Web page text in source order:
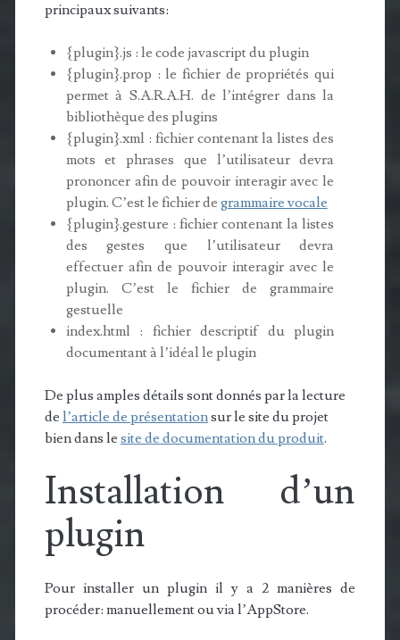
principaux suivants:
{plugin}.js : le code javascript du plugin
{plugin}.prop : le fichier de propriétés qui
permet à S.A.R.A.H. de l’intégrer dans la
bibliothèque des plugins
{plugin}.xml : fichier contenant la listes des
mots et phrases que l’utilisateur devra
prononcer afin de pouvoir interagir avec le
plugin. C’est le fichier de grammaire vocale
{plugin}.gesture : fichier contenant la listes
des gestes que l’utilisateur devra
effectuer afin de pouvoir interagir avec le
plugin. C’est le fichier de grammaire
gestuelle
index.html : fichier descriptif du plugin
documentant à l’idéal le plugin
De plus amples détails sont donnés par la lecture
de l’article de présentationsur le site du projet
bien dans le site de documentation du produit.
Installation d’un
plugin
Pour installer un plugin il y a 2 manières de
procéder: manuellement ou via l’AppStore.